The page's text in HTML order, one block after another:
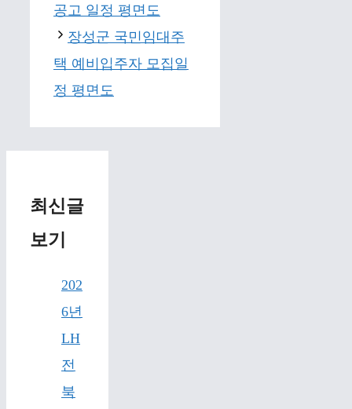
공고 일정 평면도
장성군 국민임대주
택 예비입주자 모집일
정 평면도
최신글
보기
202
6년
LH
전
북